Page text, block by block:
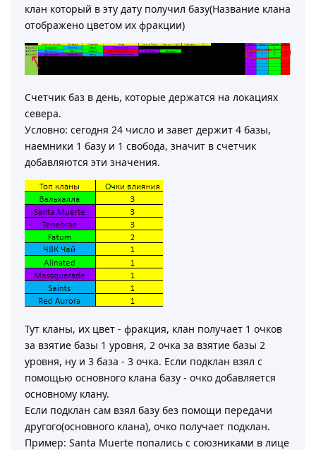
клан который в эту дату получил базу(Название клана
отображено цветом их фракции)
Счетчик баз в день, которые держатся на локациях
севера.
Условно: сегодня 24 число и завет держит 4 базы,
наемники 1 базу и 1 свобода, значит в счетчик
добавляются эти значения.
Тут кланы, их цвет - фракция, клан получает 1 очков
за взятие базы 1 уровня, 2 очка за взятие базы 2
уровня, ну и 3 база - 3 очка. Если подклан взял с
помощью основного клана базу - очко добавляется
основному клану.
Если подклан сам взял базу без помощи передачи
другого(основного клана), очко получает подклан.
Пример: Santa Muerte попались с союзниками в лице